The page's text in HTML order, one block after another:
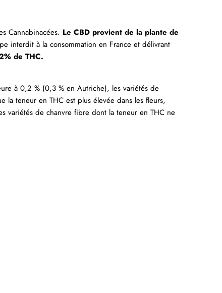
Cannabinacées. Le CBD provient de la plante de
interdit à la consommation en France et délivrant
de THC.
à 0,2 % (0,3 % en Autriche), les variétés de
la teneur en THC est plus élevée dans les fleurs,
variétés de chanvre fibre dont la teneur en THC ne